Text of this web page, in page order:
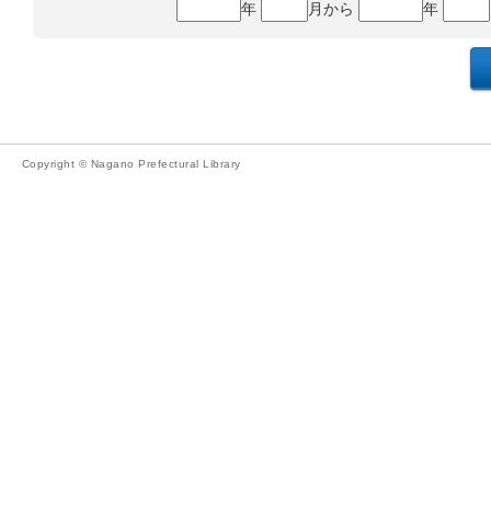
年
月から 年
Copyright © Nagano Prefectural Library